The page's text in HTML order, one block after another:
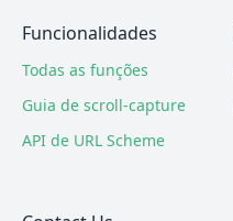
Funcionalidades
Todas as funções
Guia de scroll-capture
API de URL Scheme